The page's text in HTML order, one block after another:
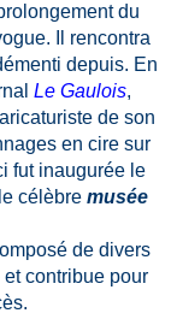
du
Il rencontra
depuis. En
Le Gaulois,
de son
en cire sur
fut inaugurée le
célèbre musée
de divers
contribue pour